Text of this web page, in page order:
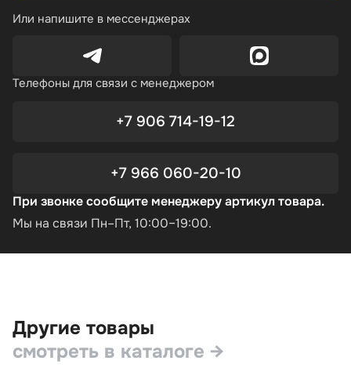
Или напишите в мессенджерах
Телефоны для связи с менеджером
+7 906 714-19-12
+7 966 060-20-10
При звонке сообщите менеджеру артикул товара.
Мы на связи Пн–Пт, 10:00–19:00.
Другие товары
смотреть в каталоге →